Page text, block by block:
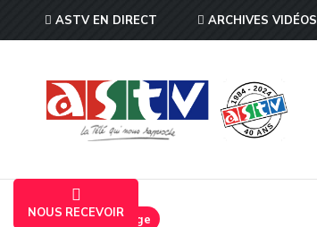
ASTV EN DIRECT ARCHIVES VIDÉOS
NOUS RECEVOIR
Reportage